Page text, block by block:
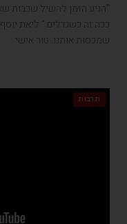
"הגיע הזמן להשיל שכבות
ככה זה כשגדלים." ליאת
שמכסות אותנו. טור אישי
תרבות